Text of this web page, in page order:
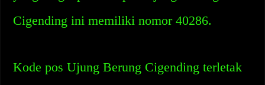
Cigending ini memiliki nomor 40286.
Kode pos Ujung Berung Cigending terletak